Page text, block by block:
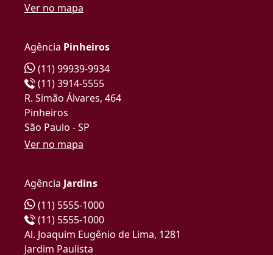
Ver no mapa
Agência Pinheiros
(11) 99939-9934
(11) 3914-5555
R. Simão Álvares, 464
Pinheiros
São Paulo - SP
Ver no mapa
Agência Jardins
(11) 5555-1000
(11) 5555-1000
Al. Joaquim Eugênio de Lima, 1281
Jardim Paulista